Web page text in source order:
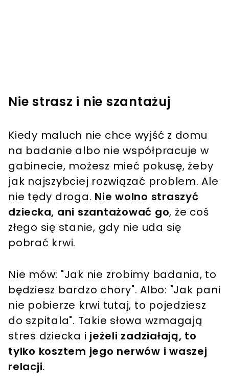
Nie strasz i nie szantażuj
Kiedy maluch nie chce wyjść z domu
na badanie albo nie współpracuje w
gabinecie, możesz mieć pokusę, żeby
jak najszybciej rozwiązać problem. Ale
nie tędy droga. Nie wolno straszyć
dziecka, ani szantażować go, że coś
złego się stanie, gdy nie uda się
pobrać krwi.
Nie mów: "Jak nie zrobimy badania, to
będziesz bardzo chory". Albo: "Jak pani
nie pobierze krwi tutaj, to pojedziesz
do szpitala". Takie słowa wzmagają
stres dziecka i jeżeli zadziałają, to
tylko kosztem jego nerwów i waszej
relacji.